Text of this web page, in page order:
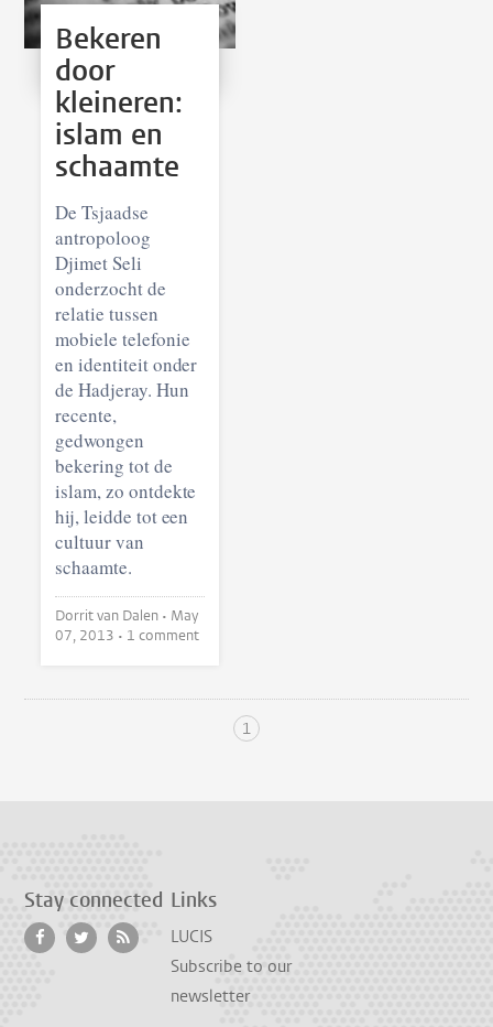
Bekeren
door
kleineren:
islam en
schaamte
De Tsjaadse
antropoloog
Djimet Seli
onderzocht de
relatie tussen
mobiele telefonie
en identiteit onder
de Hadjeray. Hun
recente,
gedwongen
bekering tot de
islam, zo ontdekte
hij, leidde tot een
cultuur van
schaamte.
Dorrit van Dalen • May
07, 2013
• 1 comment
1
Stay connected Links
LUCIS
Subscribe to our
newsletter